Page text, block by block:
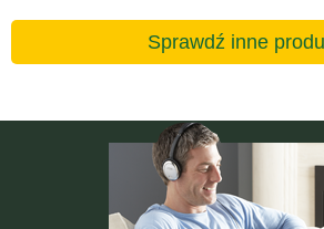
Sprawdź inne